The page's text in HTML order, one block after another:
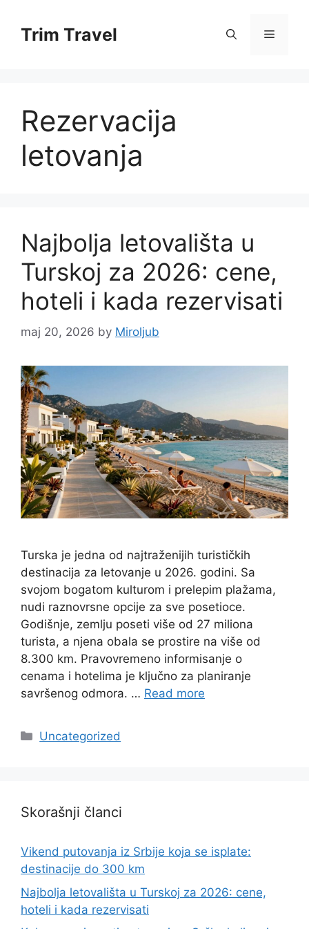
contentTrim Travel Menu
Rezervacija
letovanja
Najbolja letovališta u
Turskoj za 2026: cene,
hoteli i kada rezervisati
maj 20, 2026 by Miroljub
Turska je jedna od najtraženijih turističkih
destinacija za letovanje u 2026. godini. Sa
svojom bogatom kulturom i prelepim plažama,
nudi raznovrsne opcije za sve posetioce.
Godišnje, zemlju poseti više od 27 miliona
turista, a njena obala se prostire na više od
8.300 km. Pravovremeno informisanje o
cenama i hotelima je ključno za planiranje
savršenog odmora. … Read more
Categories
Uncategorized
Skorašnji članci
Vikend putovanja iz Srbije koja se isplate:
destinacije do 300 km
Najbolja letovališta u Turskoj za 2026: cene,
hoteli i kada rezervisati